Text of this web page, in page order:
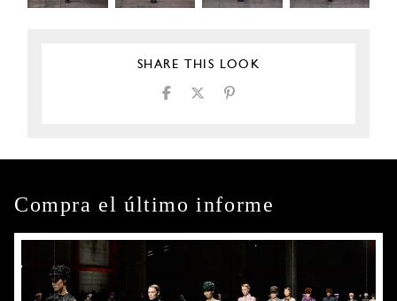
SHARE THIS LOOK
Compra el último informe